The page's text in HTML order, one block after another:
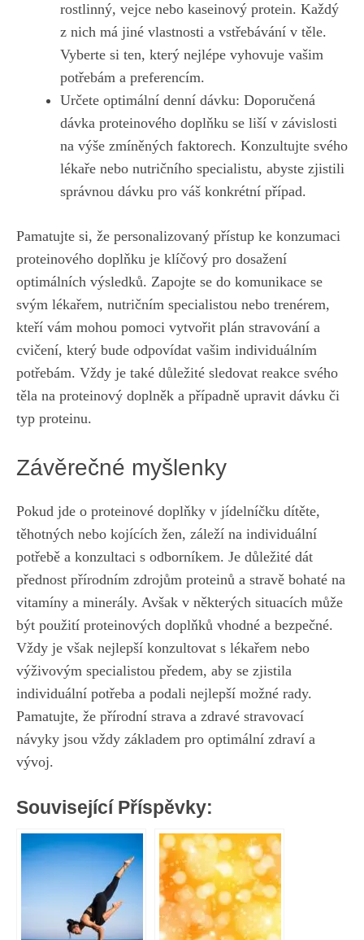
rostlinný, vejce nebo kaseinový protein. Každý
z nich má jiné vlastnosti a vstřebávání v těle.
Vyberte si ⁢ten, ‍který ‍nejlépe ​vyhovuje vašim
⁣potřebám a preferencím.
Určete optimální denní dávku: Doporučená
dávka proteinového doplňku‌ se liší v závislosti
na výše zmíněných⁤ faktorech. Konzultujte ‍svého
lékaře ⁢nebo nutričního specialistu,​ abyste zjistili
⁤správnou dávku pro váš konkrétní⁣ případ.
Pamatujte si, že personalizovaný přístup ke konzumaci
proteinového‍ doplňku je klíčový pro dosažení
⁢optimálních ⁢výsledků. Zapojte se⁢ do ‌komunikace‌ se
svým lékařem, ⁢nutričním specialistou nebo trenérem,​
kteří vám mohou ⁤pomoci vytvořit plán stravování a
cvičení, který bude ⁣odpovídat vašim individuálním⁢
potřebám. ​Vždy je také důležité sledovat reakce svého
‍těla⁣ na proteinový doplněk a případně ⁤upravit dávku či
typ proteinu.
Závěrečné ⁤myšlenky
Pokud jde o ⁣proteinové doplňky ⁤v jídelníčku dítěte,
těhotných nebo kojících žen, záleží na individuální
potřebě a konzultaci‌ s‍ odborníkem. Je důležité dát
přednost⁢ přírodním​ zdrojům proteinů a stravě bohaté ‍na
vitamíny a minerály. Avšak ‌v některých situacích může
být použití proteinových doplňků vhodné a bezpečné.
Vždy je ⁣však nejlepší konzultovat ⁤s lékařem nebo
výživovým specialistou předem,​ aby se zjistila‍
individuální ‍potřeba a podali nejlepší⁢ možné rady.⁣
Pamatujte, že přírodní strava a zdravé ⁢stravovací
návyky jsou vždy⁤ základem ‌pro optimální zdraví a
vývoj.
Související Příspěvky: